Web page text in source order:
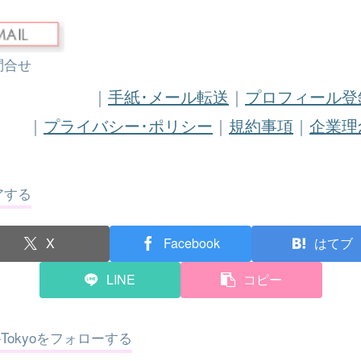
合せ
｜ 手紙･メール転送 ｜ プロフィール
｜ プライバシー･ポリシー ｜ 規約事項 ｜ 企業
る
X Facebook
はてブ
LINE
コピー
をフォローする